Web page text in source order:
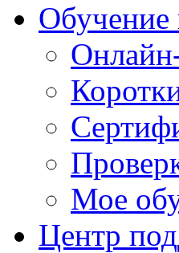
Обучение
Мое
Центр